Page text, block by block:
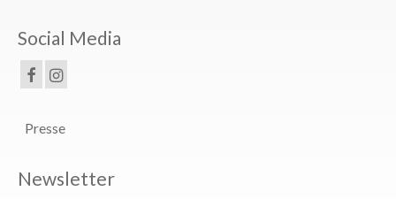
Social Media
Presse
Newsletter